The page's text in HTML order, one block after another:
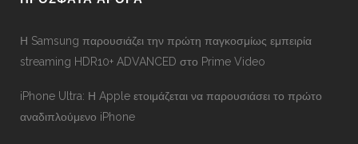
Η Samsung παρουσιάζει την πρώτη παγκοσμίως εμπειρία
streaming HDR10+ ADVANCED στο Prime Video
iPhone Ultra: Η Apple ετοιμάζεται να παρουσιάσει το πρώτο
αναδιπλούμενο iPhone